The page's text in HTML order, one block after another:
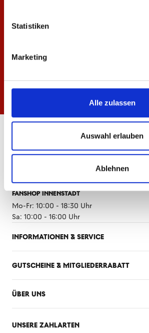
Statistiken
Marketing
Alle zulassen
Auswahl erlauben
Ablehnen
FANSHOP MEWA ARENA
FANSHOP INNENSTADT
Mo-Fr: 10:00 - 18:30 Uhr
Sa: 10:00 - 16:00 Uhr
INFORMATIONEN & SERVICE
GUTSCHEINE & MITGLIEDERRABATT
ÜBER UNS
UNSERE ZAHLARTEN